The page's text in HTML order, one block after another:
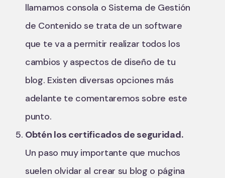
llamamos consola o Sistema de Gestión
de Contenido se trata de un software
que te va a permitir realizar todos los
cambios y aspectos de diseño de tu
blog. Existen diversas opciones más
adelante te comentaremos sobre este
punto.
Obtén los certificados de seguridad.
Un paso muy importante que muchos
suelen olvidar al crear su blog o página